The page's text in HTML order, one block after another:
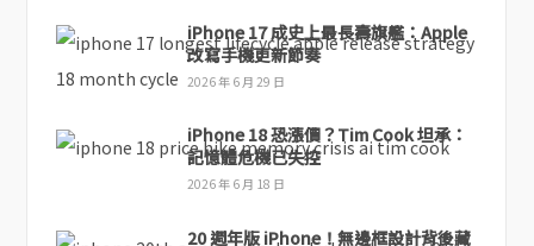
iPhone 17 成史上最長壽旗艦：Apple
改寫手機更新節奏
2026 年 6 月 29 日
iPhone 18 恐漲價？Tim Cook 坦承：
記憶體危機已失控
2026 年 6 月 18 日
20 週年版 iPhone！無邊框設計背後藏